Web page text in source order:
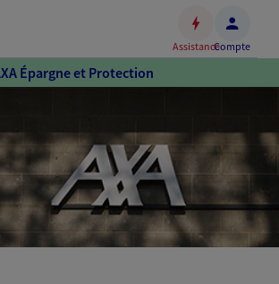
Accéder
au
Accéder
au
pied
de
page
AssistanceCompte
Épargne et Protection